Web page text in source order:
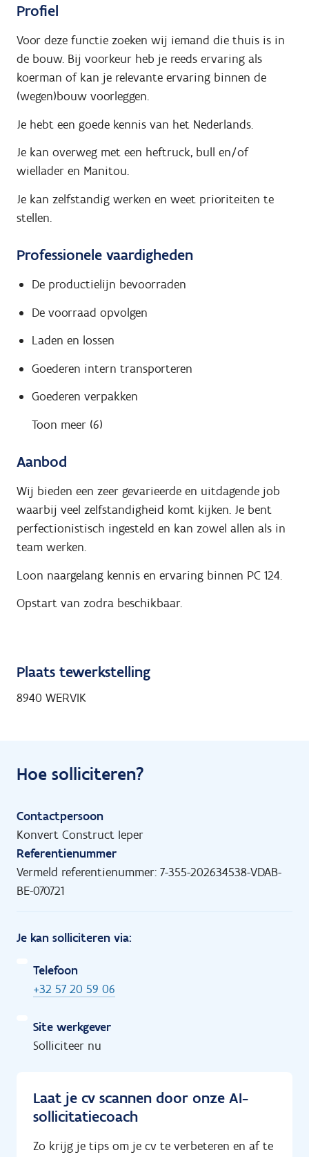
Profiel
Voor deze functie zoeken wij iemand die thuis is in
de bouw. Bij voorkeur heb je reeds ervaring als
koerman of kan je relevante ervaring binnen de
(wegen)bouw voorleggen.
Je hebt een goede kennis van het Nederlands.
Je kan overweg met een heftruck, bull en/of
wiellader en Manitou.
Je kan zelfstandig werken en weet prioriteiten te
stellen.
Professionele vaardigheden
De productielijn bevoorraden
De voorraad opvolgen
Laden en lossen
Goederen intern transporteren
Goederen verpakken
Toon meer (6)
Aanbod
Wij bieden een zeer gevarieerde en uitdagende job
waarbij veel zelfstandigheid komt kijken. Je bent
perfectionistisch ingesteld en kan zowel allen als in
team werken.
Loon naargelang kennis en ervaring binnen PC 124.
Opstart van zodra beschikbaar.
Plaats tewerkstelling
8940 WERVIK
Hoe solliciteren?
Contactpersoon
Konvert Construct Ieper
Referentienummer
Vermeld referentienummer: 7-355-202634538-VDAB-
BE-070721
Je kan solliciteren via:
Telefoon
+32 57 20 59 06
Site werkgever
Solliciteer nu
Laat je cv scannen door onze AI-
sollicitatiecoach
Zo krijg je tips om je cv te verbeteren en af te